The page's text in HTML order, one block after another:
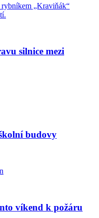
„Kraviňák“
silnice mezi
budovy
víkend k požáru